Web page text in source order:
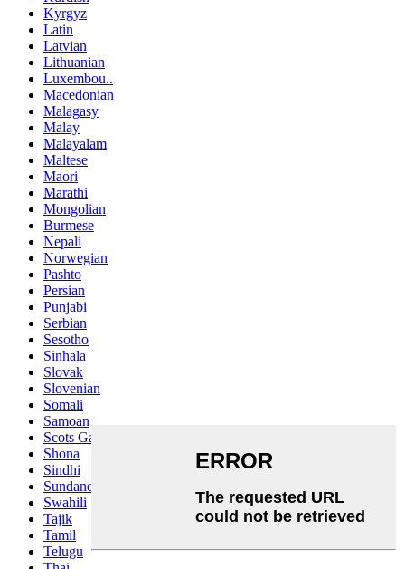
Kyrgyz
Latin
Latvian
Lithuanian
Luxembou..
Macedonian
Malagasy
Malay
Malayalam
Maltese
Maori
Marathi
Mongolian
Burmese
Nepali
Norwegian
Pashto
Persian
Punjabi
Serbian
Sesotho
Sinhala
Slovak
Slovenian
Somali
Samoan
Scots Gaelic
Shona
Sindhi
Sundanese
Swahili
Tajik
Tamil
Telugu